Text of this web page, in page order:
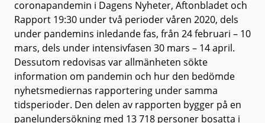
coronapandemin i Dagens Nyheter, Aftonbladet och
Rapport 19:30 under två perioder våren 2020, dels
under pandemins inledande fas, från 24 februari – 10
mars, dels under intensivfasen 30 mars – 14 april.
Dessutom redovisas var allmänheten sökte
information om pandemin och hur den bedömde
nyhetsmediernas rapportering under samma
tidsperioder. Den delen av rapporten bygger på en
panelundersökning med 13 718 personer bosatta i